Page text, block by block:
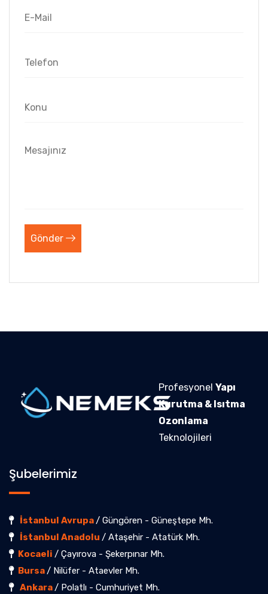
Gönder
Profesyonel Yapı
Kurutma & Isıtma
Ozonlama
Teknolojileri
Şubelerimiz
İstanbul Avrupa/ Güngören - Güneştepe Mh.
İstanbul Anadolu / Ataşehir - Atatürk Mh.
Kocaeli / Çayırova - Şekerpınar Mh.
Bursa/ Nilüfer - Ataevler Mh.
Ankara/ Polatlı - Cumhuriyet Mh.